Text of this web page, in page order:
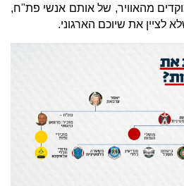
מהאוויר, של אותם אנשי פת"ח,
לציין את שיוכם הארגוני.